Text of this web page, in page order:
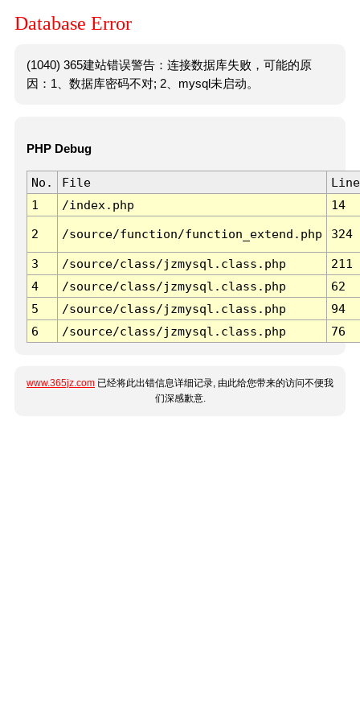
Database Error
(1040) 365建站错误警告：连接数据库失败，可能的原
因：1、数据库密码不对; 2、mysql未启动。
PHP Debug
No. File
Line
1
/index.php 14
2 /source/function/function_extend.php 324
3 /source/class/jzmysql.class.php
211
4
/source/class/jzmysql.class.php
62
5
/source/class/jzmysql.class.php
94
6
/source/class/jzmysql.class.php 76
www.365jz.com 已经将此出错信息详细记录, 由此给您带来的访问不便我
们深感歉意.